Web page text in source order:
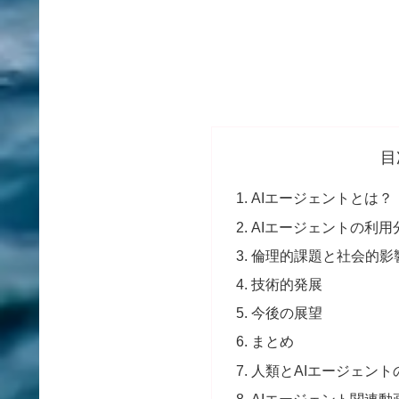
AIエージェントとは？
AIエージェントの利用
倫理的課題と社会的影
技術的発展
今後の展望
まとめ
人類とAIエージェン